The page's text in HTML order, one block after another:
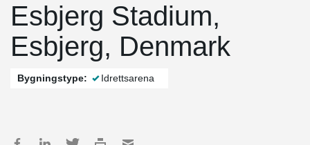
Esbjerg Stadium,
Esbjerg, Denmark
Bygningstype: Idrettsarena